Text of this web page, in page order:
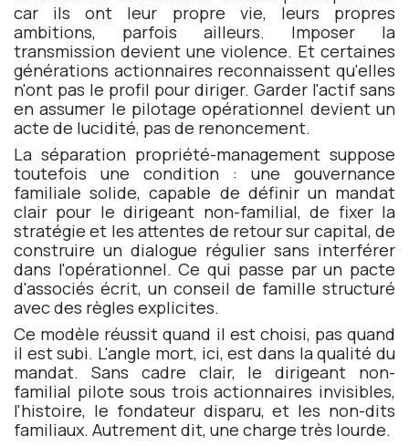
car ils ont leur propre vie, leurs propres
ambitions, parfois ailleurs. Imposer la
transmission devient une violence. Et certaines
générations actionnaires reconnaissent qu'elles
n'ont pas le profil pour diriger. Garder l'actif sans
en assumer le pilotage opérationnel devient un
acte de lucidité, pas de renoncement.
La séparation propriété-management suppose
toutefois une condition : une gouvernance
familiale solide, capable de définir un mandat
clair pour le dirigeant non-familial, de fixer la
stratégie et les attentes de retour sur capital, de
construire un dialogue régulier sans interférer
dans l'opérationnel. Ce qui passe par un pacte
d'associés écrit, un conseil de famille structuré
avec des règles explicites.
Ce modèle réussit quand il est choisi, pas quand
il est subi. L'angle mort, ici, est dans la qualité du
mandat. Sans cadre clair, le dirigeant non-
familial pilote sous trois actionnaires invisibles,
l'histoire, le fondateur disparu, et les non-dits
familiaux. Autrement dit, une charge très lourde.